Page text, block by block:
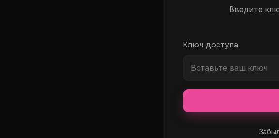
Введите
Ключ доступа